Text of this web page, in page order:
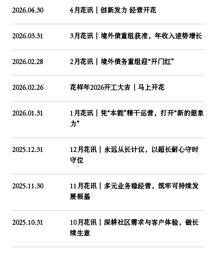
2026.04.30 4月花讯｜创新发力 经营开花
2026.03.31 3月花讯｜境外债重组获准，年收入逆势增长
2026.02.28 2月花讯｜境外债务重组迎“开门红”
2026.02.26 花样年2026开工大吉│马上开花
2026.01.31
1月花讯｜凭“本能”精干运营，打开“新的想象
力”
2025.12.31
12月花讯｜永远从长计议，以超长耐心守时
守位
2025.11.30
11月花讯｜多元业务稳经营，筑牢可持续发
展根基
2025.10.31
10月花讯｜深耕社区需求与客户体验，做长
续生意